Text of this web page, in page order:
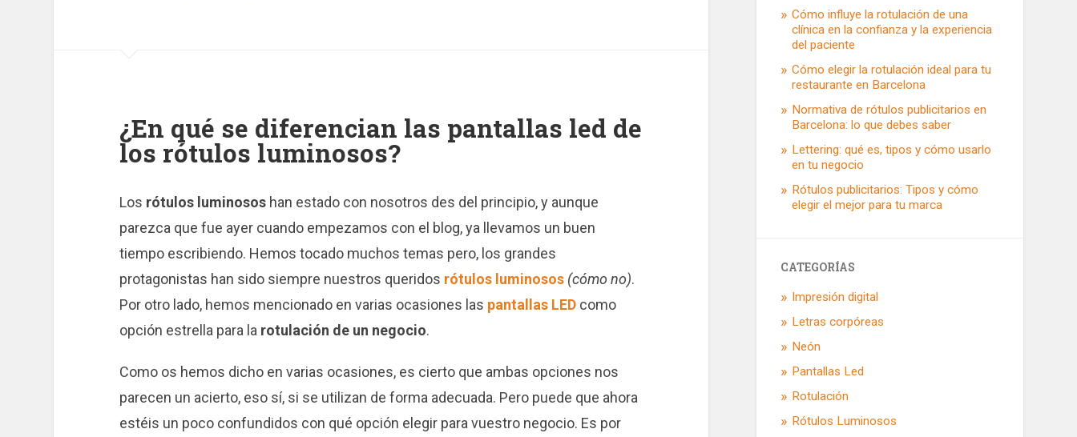
¿En qué se diferencian las pantallas led de
los rótulos luminosos?
Los rótulos luminososhan estado con nosotros des del principio, y aunque
parezca que fue ayer cuando empezamos con el blog, ya llevamos un buen
tiempo escribiendo. Hemos tocado muchos temas pero, los grandes
protagonistas han sido siempre nuestros queridos rótulos luminosos (cómo no).
Por otro lado, hemos mencionado en varias ocasiones las pantallas LEDcomo
opción estrella para la rotulación de un negocio.
Como os hemos dicho en varias ocasiones, es cierto que ambas opciones nos
parecen un acierto, eso sí, si se utilizan de forma adecuada. Pero puede que ahora
estéis un poco confundidos con qué opción elegir para vuestro negocio. Es por
Cómo influye la rotulación de una
clínica en la confianza y la experiencia
del paciente
Cómo elegir la rotulación ideal para tu
restaurante en Barcelona
Normativa de rótulos publicitarios en
Barcelona: lo que debes saber
Lettering: qué es, tipos y cómo usarlo
en tu negocio
Rótulos publicitarios: Tipos y cómo
elegir el mejor para tu marca
CATEGORÍAS
Impresión digital
Letras corpóreas
Neón
Pantallas Led
Rotulación
Rótulos Luminosos